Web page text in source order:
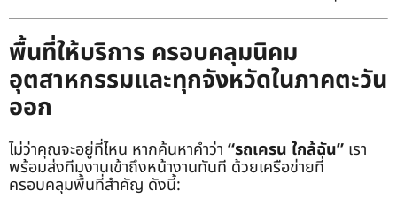
พื้นที่ให้บริการ ครอบคลุมนิคม
อุตสาหกรรมและทุกจังหวัดในภาคตะวัน
ออก
ไม่ว่าคุณจะอยู่ที่ไหน หากค้นหาคำว่า “รถเครน ใกล้ฉัน” เรา
พร้อมส่งทีมงานเข้าถึงหน้างานทันที ด้วยเครือข่ายที่
ครอบคลุมพื้นที่สำคัญ ดังนี้: